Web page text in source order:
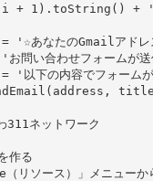
(i + 1).toString()
あなたのGmailアドレ
い合わせフォームが送
下の内容でフォーム
311ネットワーク
作る
リソース）」メニュ